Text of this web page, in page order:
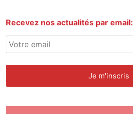
Recevez nos actualités par email: